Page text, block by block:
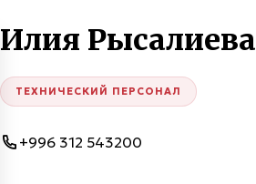
Илия Рысалиева
ТЕХНИЧЕСКИЙ ПЕРСОНАЛ
+996 312 543200